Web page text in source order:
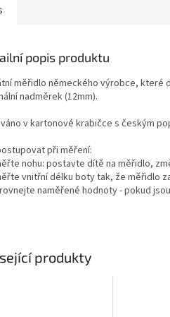
produkty
popis produktu
měřidlo německého výrobce, které
nadměrek (12mm).
v kartonové krabičce s českým
při měření:
nohu: postavte dítě na měřidlo,
vnitřní délku boty tak, že měřidlo
naměřené hodnoty - pokud